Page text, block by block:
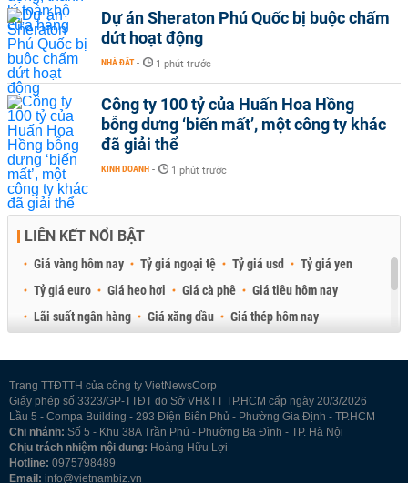
Dự án Sheraton Phú Quốc bị buộc chấm
dứt hoạt động
NHÀ ĐẤT - 1 phút trước
Công ty 100 tỷ của Huấn Hoa Hồng
bỗng dưng ‘biến mất’, một công ty khác
đã giải thể
KINH DOANH - 1 phút trước
LIÊN KẾT NỔI BẬT
Giá vàng hôm nay Tỷ giá ngoại tệ Tỷ giá usd
Tỷ giá yen
Tỷ giá euro
Giá heo hơi Giá cà phê
Giá tiêu hôm nay
Lãi suất ngân hàng
Giá xăng dầu
Giá thép hôm nay
Trang TTĐTTH của công ty VietNewsCorp
Giấy phép số 3323/GP-TTĐT do Sở VH&TT TP.HCM cấp ngày 20/3/2026
Lầu 5 - Compa Building - 293 Điện Biên Phủ - Phường Gia Định - TP.HCM
Chi nhánh: Số 5 - Khu 38A Trần Phú - Phường Ba Đình - TP. Hà Nội
Chịu trách nhiệm nội dung: Hoàng Hữu Lợi
Hotline: 0975798489
Email: info@vietnambiz.vn